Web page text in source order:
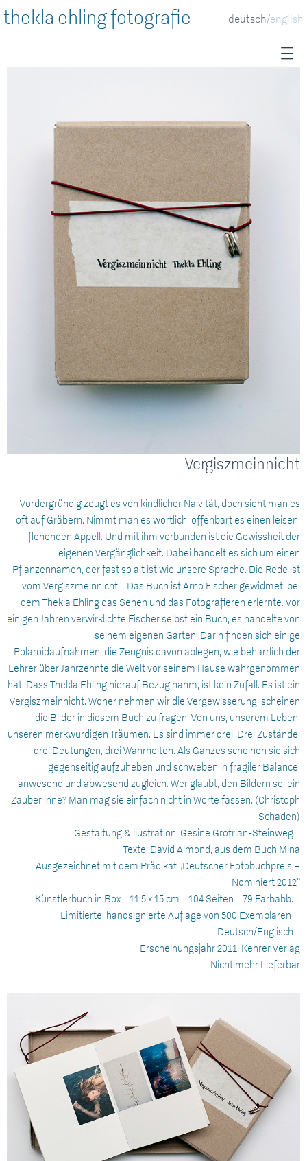
thekla ehling fotografie deutsch english
Vergiszmeinnicht
Vordergründig zeugt es von kindlicher Naivität, doch sieht man es
oft auf Gräbern. Nimmt man es wörtlich, offenbart es einen leisen,
flehenden Appell. Und mit ihm verbunden ist die Gewissheit der
eigenen Vergänglichkeit. Dabei handelt es sich um einen
Pflanzennamen, der fast so alt ist wie unsere Sprache. Die Rede ist
vom Vergiszmeinnicht. Das Buch ist Arno Fischer gewidmet, bei
dem Thekla Ehling das Sehen und das Fotografieren erlernte. Vor
einigen Jahren verwirklichte Fischer selbst ein Buch, es handelte von
seinem eigenen Garten. Darin finden sich einige
Polaroidaufnahmen, die Zeugnis davon ablegen, wie beharrlich der
Lehrer über Jahrzehnte die Welt vor seinem Hause wahrgenommen
hat. Dass Thekla Ehling hierauf Bezug nahm, ist kein Zufall. Es ist ein
Vergiszmeinnicht. Woher nehmen wir die Vergewisserung, scheinen
die Bilder in diesem Buch zu fragen. Von uns, unserem Leben,
unseren merkwürdigen Träumen. Es sind immer drei. Drei Zustände,
drei Deutungen, drei Wahrheiten. Als Ganzes scheinen sie sich
gegenseitig aufzuheben und schweben in fragiler Balance,
anwesend und abwesend zugleich. Wer glaubt, den Bildern sei ein
Zauber inne? Man mag sie einfach nicht in Worte fassen. (Christoph
Schaden)
Gestaltung & llustration: Gesine Grotrian-Steinweg
Texte: David Almond, aus dem Buch Mina
Ausgezeichnet mit dem Prädikat „Deutscher Fotobuchpreis –
Nominiert 2012”
Künstlerbuch in Box 11,5 x 15 cm 104 Seiten 79 Farbabb.
Limitierte, handsignierte Auflage von 500 Exemplaren
Deutsch/Englisch
Erscheinungsjahr 2011, Kehrer Verlag
Nicht mehr Lieferbar